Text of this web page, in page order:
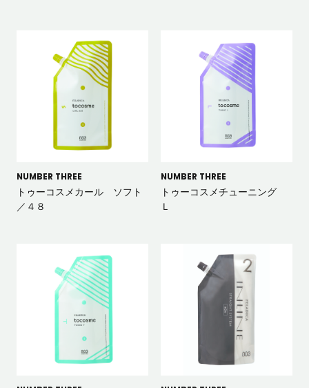
NUMBER THREE
トゥーコスメカール ソフト
／４８
NUMBER THREE
トゥーコスメチューニング
Ｌ